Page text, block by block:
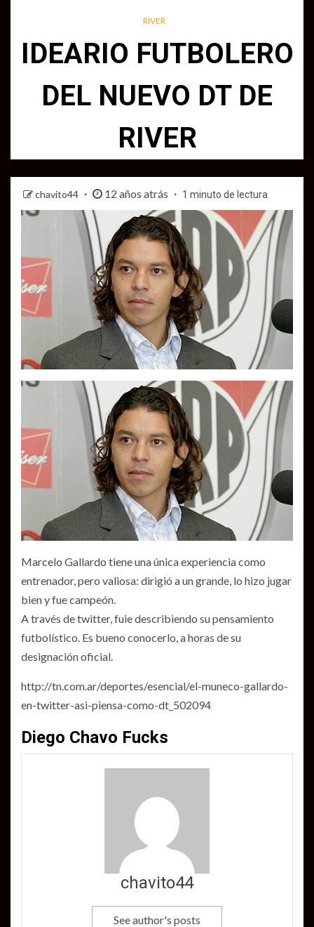
RIVER
IDEARIO FUTBOLERO
DEL NUEVO DT DE
RIVER
chavito44 12 años atrás 1 minuto de lectura
Marcelo Gallardo tiene una única experiencia como
entrenador, pero valiosa: dirigió a un grande, lo hizo jugar
bien y fue campeón.
A través de twitter, fuie describiendo su pensamiento
futbolístico. Es bueno conocerlo, a horas de su
designación oficial.
http://tn.com.ar/deportes/esencial/el-muneco-gallardo-
en-twitter-asi-piensa-como-dt_502094
Diego Chavo Fucks
chavito44
See author's posts